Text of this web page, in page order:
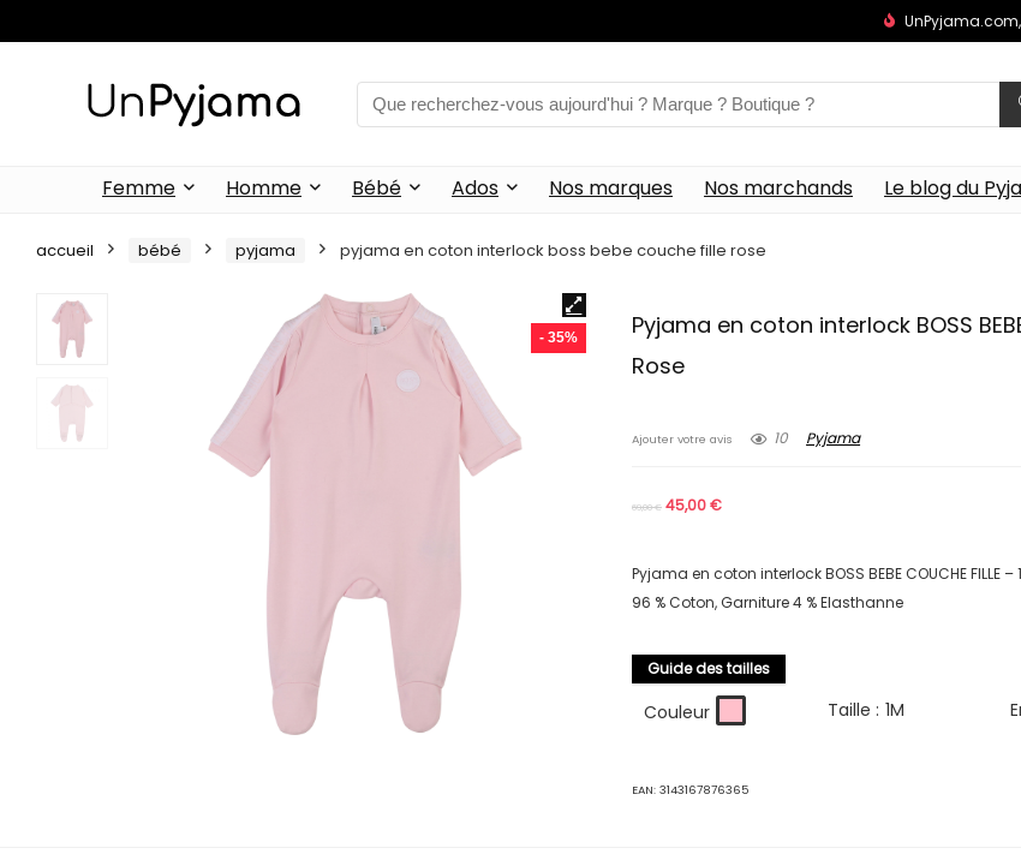
Femme Homme Bébé Ados Nos marques Nos marchands Le blog du
accueil bébé pyjama pyjama en coton interlock boss bebe couche fille rose
- 35%
Pyjama en coton interlock BOSS BEBE
Rose
Ajouter votre avis 10 Pyjama
69,00€ 45,00€
Pyjama en coton interlock BOSS BEBE COUCHE FILLE
96 % Coton, Garniture 4 % Elasthanne
Guide des tailles
Couleur Taille : 1M
EAN:3143167876365